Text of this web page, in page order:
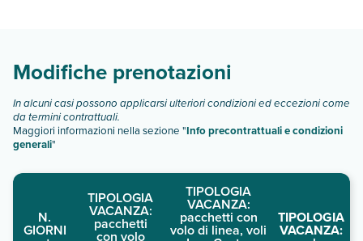
Modifiche prenotazioni
In alcuni casi possono applicarsi ulteriori condizioni ed eccezioni come
da termini contrattuali.
Maggiori informazioni nella sezione "Info precontrattuali e condizioni
generali"
N.
GIORNI
TIPOLOGIA
VACANZA:
pacchetti
con volo
TIPOLOGIA
VACANZA:
pacchetti con
volo di linea, voli
TIPOLOGIA
VACANZA: